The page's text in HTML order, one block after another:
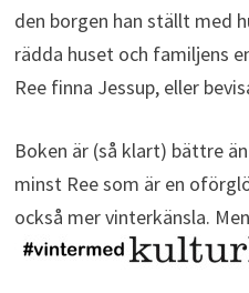
den borgen han ställt med
rädda huset och familjens
Ree finna Jessup, eller
Boken är (så klart) bättre
minst Ree som är en
också mer vinterkänsla.